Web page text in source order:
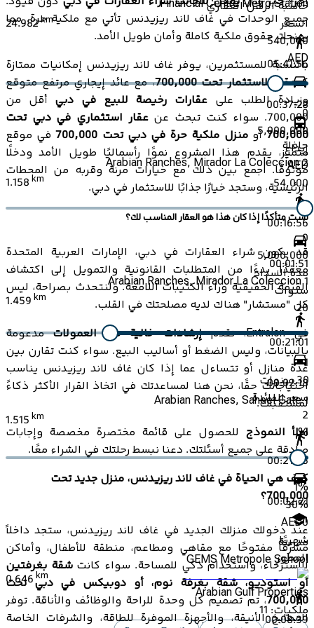
جميع الوحدات في غاف لاند ريزيدنس تأتي مع ملكية حرة، مما
يمنحك حقوق ملكية كاملة وأمان طويل الأمد.
بالنسبة للمستثمرين، يوفر غاف لاند ريزيدنس إمكانيات ممتازة
كـعقار للاستثمار تحت 700,000
، مع عائد إيجاري مرتفع متوقع
وزيادة الطلب على عقارات رخيصة للبيع في دبي أقل من
700,000. سواء كنت تبحث عن
عقار استثماري في دبي تحت
700,000أومنزل ملكية حرة في دبي تحت 700,000
في موقع
متميز، يقدم هذا المشروع نموًا رأسماليًا طويل الأمد ودخلًا
موثوقًا. اجمع بين ذلك مع خيارات مرنة وقربه من المحطات
الرئيسية، وستجد خيارًا جذابًا للاستثمار في دبي.
لست متأكدًا إذا كان هذا هو العقار المناسب لك؟
قد يكون شراء العقارات في دبي، الإمارات العربية المتحدة
معقدًا، بدءًا من المتطلبات القانونية والتمويل إلى اكتشاف
القيمة الحقيقية وراء الكتيبات اللامعة. ولنتحدث بصراحة، ليس
كل "مستشار" هناك لديه مصلحتك في القلب.
في Entralon، نقدم
إرشادات خالية من العمولاتمدعومة
بالبيانات، وليس الضغط أو أساليب البيع. سواء كنت تقارن بين
عدة منازل أو تتساءل عما إذا كان غاف لاند ريزيدنس يناسب
احتياجاتك حقًا، نحن هنا لمساعدتك في اتخاذ القرار الأكثر ذكاءً
لمستقبلك.
املأ النموذج للحصول على قائمة مختصرة مخصصة وإجابات
صادقة على جميع أسئلتك. دعنا نبسط رحلتك في الشراء معًا.
كيف هي الحياة في غاف لاند ريزيدنس، منزل جديد تحت
700,000؟
عند دخولك منزلك الجديد في غاف لاند ريزيدنس، ستجد داخلاً
مشرقًا مفتوحًا مع مقاهي ومطاعم، منطقة للأطفال، وأماكن
للاسترخاء، واستخدام ذكي للمساحة. سواء كانتشقة بغرفتين
أو استوديو، شقة بغرفة نوم، أو دوبيكس في دبي تحت
700,000، تم تصميم كل وحدة للراحة والوظائف والأناقة. توفر
المطابخ الأنيقة، والأجهزة الموفرة للطاقة، والشرفات الخاصة
Financial Centre Metro Station
24.982km
05:41:56
00:37:28
حافلة
Arabian Ranches, Mirador La Coleccion 2
1.158 km
00:16:56
00:01:51
Arabian Ranches, Mirador La Coleccion 1
1.459 km
00:21:01
00:02:18
Arabian Ranches, Saheel Gate 1
1.515 km
00:21:35
00:02:21
مدرسة
GEMS Metropole School
0.646 km
00:08:39
حاسبة الرهن العقاري
السعر
540,000
AED
0
5,000,000
إيداع
AED
54,000
0
5,000,000
مدة السداد
سنوات
20
1
30سنوات
سعر الفائدة
2
%
1%
30%
AED0
شهريًا
المطور
Arabian Gulf Properties
ملكيات:11